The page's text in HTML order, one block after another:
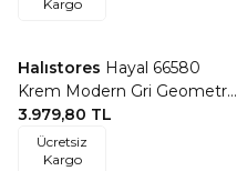
Kargo
Favorilere Ekle
Halıstores Hayal 66580
Krem Modern Gri Geometrik
Şekilli Saçaklı Salon Halısı
3.979,80 TL
Ücretsiz
Kargo